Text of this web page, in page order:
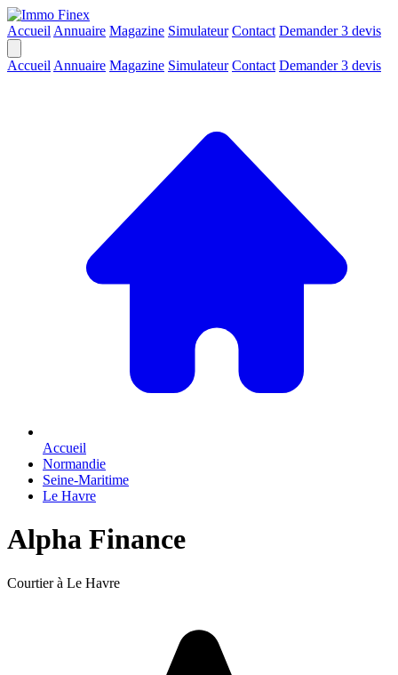
Accueil Annuaire Magazine Simulateur Contact Demander 3 devis
Accueil Annuaire Magazine Simulateur Contact Demander 3 devis
Accueil
Normandie
Seine-Maritime
Le Havre
Alpha Finance
Courtier à Le Havre